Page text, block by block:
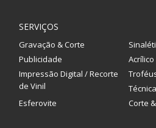
SERVIÇOS
Gravação & Corte
Publicidade
Acrílico
Impressão Digital / Recorte
de Vinil
Esferovite
Corte